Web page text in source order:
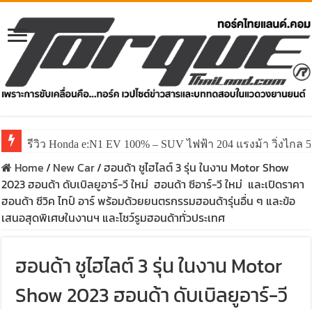
รีวิว ลองขับ All New GWM HAVAL H6 ปรับโฉมหน้าใหม่
Home/ New Car/ฮอนด้า ชูไฮไลต์ 3 รุ่น ในงาน Motor Show
2023 ฮอนด้า ดับเบิลยูอาร์-วี ใหม่ ฮอนด้า ซีอาร์-วี ใหม่ และเปิดราคา
ฮอนด้า ซีวิค ไทป์ อาร์ พร้อมด้วยยนตรกรรมฮอนด้ารุ่นอื่น ๆ และข้อ
เสนอสุดพิเศษในงานฯ และโชว์รูมฮอนด้าทั่วประเทศ
ฮอนด้า ชูไฮไลต์ 3 รุ่น ในงาน Motor
Show 2023 ฮอนด้า ดับเบิลยูอาร์-วี